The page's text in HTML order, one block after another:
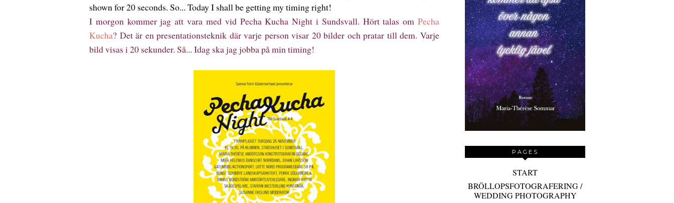
shown for 20 seconds. So... Today I shall be getting my timing right!
I morgon kommer jag att vara med vid Pecha Kucha Night i Sundsvall. Hört talas om Pecha
Kucha? Det är en presentationsteknik där varje person visar 20 bilder och pratar till dem. Varje
bild visas i 20 sekunder. Så... Idag ska jag jobba på min timing!
PAGES
START
BRÖLLOPSFOTOGRAFERING /
WEDDING PHOTOGRAPHY